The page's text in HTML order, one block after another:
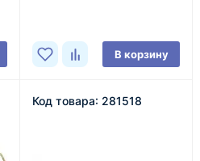
В корзину
Код товара: 281518